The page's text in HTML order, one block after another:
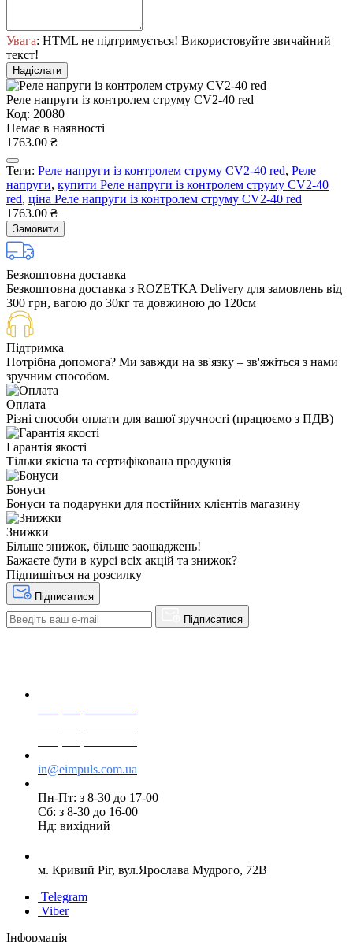
Увага: HTML не підтримується! Використовуйте звичайний
текст!
Надіслати
Реле напруги із контролем струму CV2-40 red
Код: 20080
Немає в наявності
1763.00 ₴
Теги: Реле напруги із контролем струму CV2-40 red, Реле
напруги, купити Реле напруги із контролем струму CV2-40
red, ціна Реле напруги із контролем струму CV2-40 red
1763.00 ₴
Замовити
Безкоштовна доставка
Безкоштовна доставка з ROZETKA Delivery для замовлень від
300 грн, вагою до 30кг та довжиною до 120см
Підтримка
Потрібна допомога? Ми завжди на зв'язку – зв'яжіться з нами
зручним способом.
Оплата
Різні способи оплати для вашої зручності (працюємо з ПДВ)
Гарантія якості
Тільки якісна та сертифікована продукція
Бонуси
Бонуси та подарунки для постійних клієнтів магазину
Знижки
Більше знижок, більше заощаджень!
Бажаєте бути в курсі всіх акцій та знижок?
Підпишіться на розсилку
Підписатися
Підписатися
in@eimpuls.com.ua
Пн-Пт: з 8-30 до 17-00
Сб: з 8-30 до 16-00
Нд: вихідний
м. Кривий Ріг, вул.Ярослава Мудрого, 72В
Telegram
Viber
Інформація